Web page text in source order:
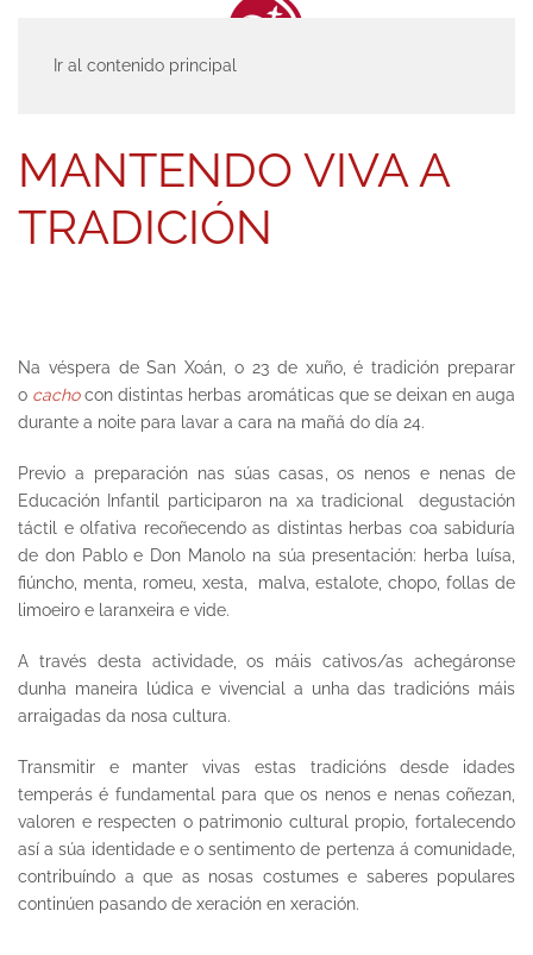
Ir al contenido principal
MANTENDO VIVA A
TRADICIÓN
Na véspera de San Xoán, o 23 de xuño, é tradición preparar
o cachocon distintas herbas aromáticas que se deixan en auga
durante a noite para lavar a cara na mañá do día 24.
Previo a preparación nas súas casas, os nenos e nenas de
Educación Infantil participaron na xa tradicional degustación
táctil e olfativa recoñecendo as distintas herbas coa sabiduría
de don Pablo e Don Manolo na súa presentación: herba luísa,
fiúncho, menta, romeu, xesta, malva, estalote, chopo, follas de
limoeiro e laranxeira e vide.
A través desta actividade, os máis cativos/as achegáronse
dunha maneira lúdica e vivencial a unha das tradicións máis
arraigadas da nosa cultura.
Transmitir e manter vivas estas tradicións desde idades
temperás é fundamental para que os nenos e nenas coñezan,
valoren e respecten o patrimonio cultural propio, fortalecendo
así a súa identidade e o sentimento de pertenza á comunidade,
contribuíndo a que as nosas costumes e saberes populares
continúen pasando de xeración en xeración.